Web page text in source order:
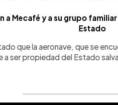
a Mecafé y a su grupo
Estado
que la aeronave, que se
a ser propiedad del Estado